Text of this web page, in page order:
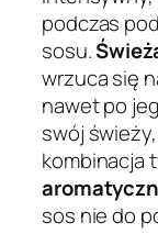
podczas
sosu.
wrzuca się
nawet po
swój
kombinacja
sos nie do